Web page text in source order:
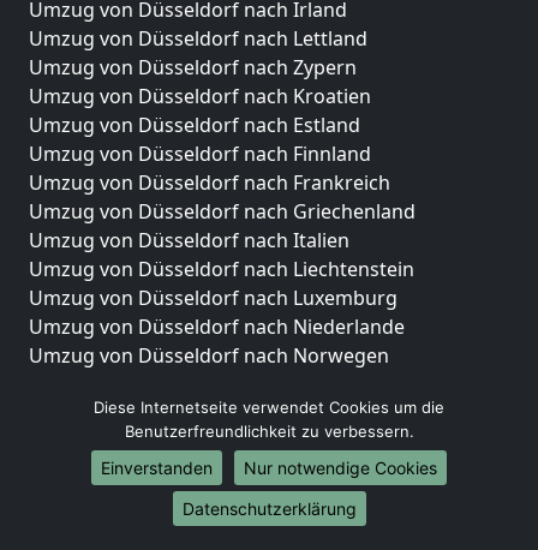
Umzug von Düsseldorf nach Irland
Umzug von Düsseldorf nach Lettland
Umzug von Düsseldorf nach Zypern
Umzug von Düsseldorf nach Kroatien
Umzug von Düsseldorf nach Estland
Umzug von Düsseldorf nach Finnland
Umzug von Düsseldorf nach Frankreich
Umzug von Düsseldorf nach Griechenland
Umzug von Düsseldorf nach Italien
Umzug von Düsseldorf nach Liechtenstein
Umzug von Düsseldorf nach Luxemburg
Umzug von Düsseldorf nach Niederlande
Umzug von Düsseldorf nach Norwegen
Umzüge-Deutschlandweit
Umzug von Düsseldorf nach Berlin
Umzug von Düsseldorf nach Hamburg
Umzug von Düsseldorf nach München
Umzug von Düsseldorf nach Köln
Diese Internetseite verwendet Cookies um die
Benutzerfreundlichkeit zu verbessern.
Einverstanden
Nur notwendige Cookies
Datenschutzerklärung